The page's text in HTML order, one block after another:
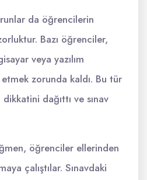
da öğrencilerin
Bazı öğrenciler,
veya yazılım
zorunda kaldı. Bu tür
dağıttı ve sınav
öğrenciler ellerinden
çalıştılar. Sınavdaki